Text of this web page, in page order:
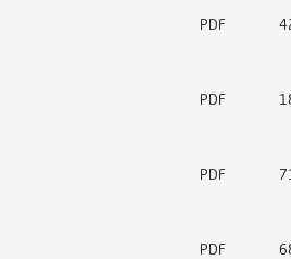
PDF
PDF
PDF
PDF